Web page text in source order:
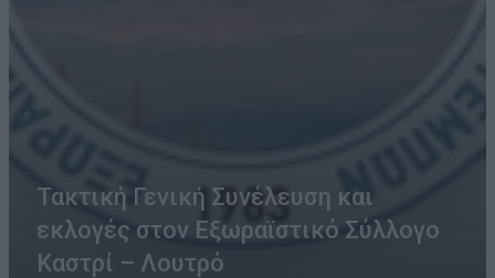
Τακτική Γενική Συνέλευση και
εκλογές στον Εξωραϊστικό Σύλλογο
Καστρί – Λουτρό